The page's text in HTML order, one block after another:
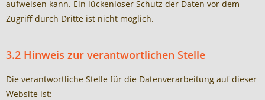
aufweisen kann. Ein lückenloser Schutz der Daten vor dem
Zugriff durch Dritte ist nicht möglich.
3.2 Hinweis zur verantwortlichen Stelle
Die verantwortliche Stelle für die Datenverarbeitung auf dieser
Website ist: